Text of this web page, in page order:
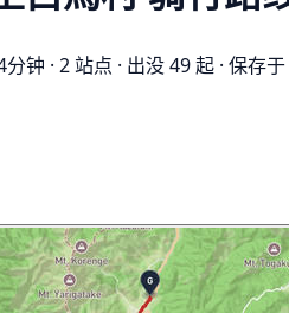
分钟 · 2 站点 · 出没 49 起 · 保存